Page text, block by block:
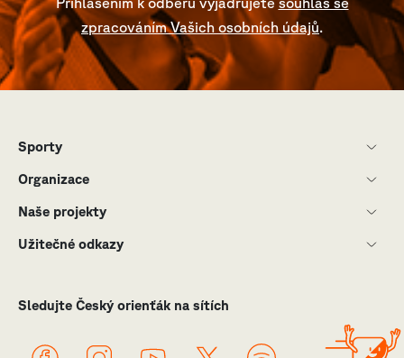
zpracováním Vašich osobních údajů.
Sledujte Český orienťák na sítích
Sporty
Organizace
Naše projekty
Užitečné odkazy